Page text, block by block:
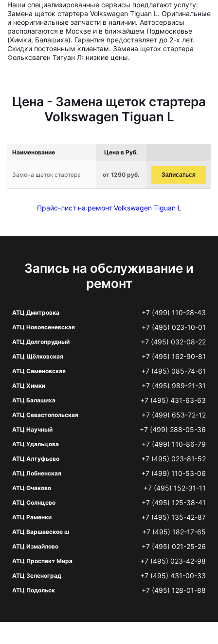
Наши специализированные сервисы предлагают услугу:
Замена щеток стартера Volkswagen Tiguan L. Оригинальные
и неоригинальные запчасти в наличии. Автосервисы
располагаются в Москве и в ближайшем Подмосковье
(Химки, Балашиха). Гарантия предоставляет до 2-х лет.
Скидки постоянным клиентам. Замена щеток стартера
Фольксваген Тигуан Л: низкие цены.
Цена - Замена щеток стартера
Volkswagen Tiguan L
Наименование Цена в Руб.
Замена щеток стартера от 1290 руб. Записаться
Прайс-лист на ремонт Volkswagen Tiguan L
Запись на обслуживание и
ремонт
АТЦ Дмитровка +7 (499) 110-28-43
АТЦ Новоясеневская +7 (495) 023-10-01
АТЦ Долгопрудный +7 (495) 032-08-22
АТЦ Щёлковская +7 (495) 162-90-81
АТЦ Семеновская +7 (495) 085-74-61
АТЦ Химки +7 (495) 989-21-31
АТЦ Балашиха +7 (495) 431-63-63
АТЦ Севастопольская +7 (499) 653-72-12
АТЦ Научный +7 (499) 288-05-36
АТЦ Удальцова +7 (499) 110-86-79
АТЦ Алтуфьево +7 (495) 023-81-52
АТЦ Лобненская +7 (499) 110-53-06
АТЦ Очаково +7 (495) 152-31-11
АТЦ Солнцево +7 (495) 125-38-41
АТЦ Раменки +7 (495) 135-42-87
АТЦ Варшавское ш +7 (495) 182-17-65
АТЦ Измайлово +7 (495) 021-25-26
АТЦ Проспект Мира +7 (495) 023-42-98
АТЦ Зеленоград +7 (495) 431-00-33
АТЦ Подольск +7 (495) 128-01-88